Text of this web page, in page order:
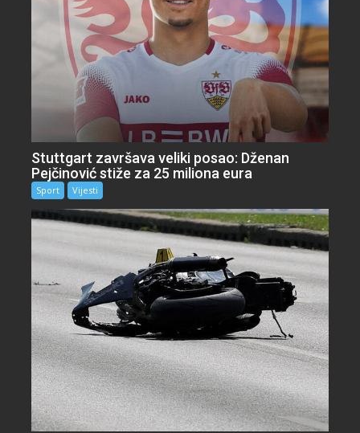
Stuttgart završava veliki posao: Dženan
Pejčinović stiže za 25 miliona eura
Sport Vijesti